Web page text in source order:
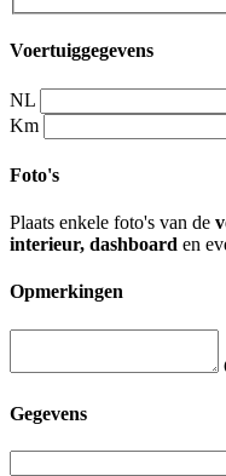
Voertuiggegevens
NL
Km
Foto's
Plaats enkele foto's van de
interieur, dashboard en
Opmerkingen
Gegevens